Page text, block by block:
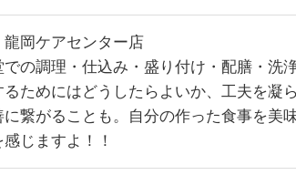
岡ケアセンター店
の調理・仕込み・盛り付け・配膳・洗
ためにはどうしたらよいか、工夫を凝
繋がることも。自分の作った食事を美
じますよ！！